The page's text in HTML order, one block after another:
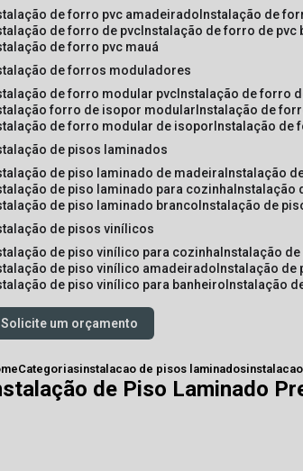
de forro pvc amadeirado instalação de
de forro de pvc instalação de forro de pvc
de forro pvc mauá
de forros moduladores
de forro modular pvc instalação de forro
forro de isopor modular instalação de
de forro modular de isopor instalação de
de pisos laminados
de piso laminado de madeira instalação
de piso laminado para cozinha instalação
de piso laminado branco instalação de
de pisos vinílicos
de piso vinílico para cozinha instalação
de piso vinílico amadeirado instalação
de piso vinílico para banheiro instalação
Solicite um orçamento
Categoriasinstalacao de pisos laminados
de Piso Laminado